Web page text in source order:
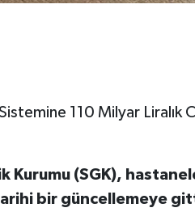
Sistemine 110 Milyar
Kurumu (SGK),
bir güncellemeye